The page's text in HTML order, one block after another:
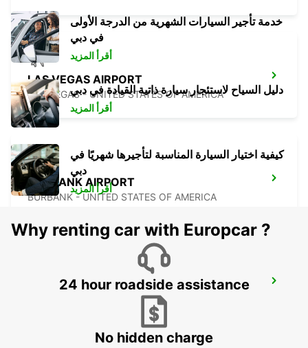
LAS VEGAS AIRPORT
LAS VEGAS - UNITED STATES OF AMERICA
BURBANK AIRPORT
BURBANK - UNITED STATES OF AMERICA
LOS ANGELES AIRPORT
LOS ANGELES - UNITED STATES OF AMERICA
خدمة تأجير السيارات الشهرية من الدرجة الأولى
في دبي
أقرأ المزيد
دليل السياح لاستئجار سيارة ذاتية القيادة في دبي
أقرأ المزيد
كيفية اختيار السيارة المناسبة لتأجيرها شهريًا في
دبي
أقرأ المزيد
Why renting car with Europcar ?
24 hour roadside assistance
No hidden charge